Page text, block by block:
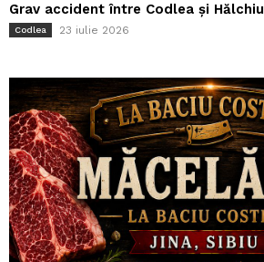
Grav accident între Codlea și Hălchiu
Codlea 23 iulie 2026